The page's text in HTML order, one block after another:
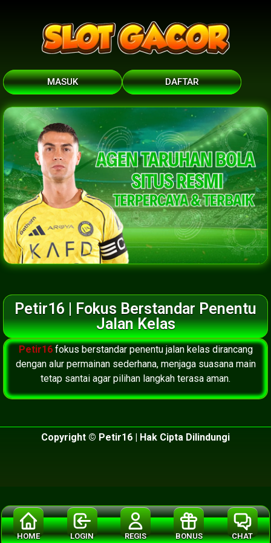
MASUK DAFTAR
Petir16 | Fokus Berstandar Penentu
Jalan Kelas
Petir16 fokus berstandar penentu jalan kelas dirancang
dengan alur permainan sederhana, menjaga suasana main
tetap santai agar pilihan langkah terasa aman.
Copyright © Petir16 | Hak Cipta Dilindungi
HOME LOGIN REGIS BONUS CHAT